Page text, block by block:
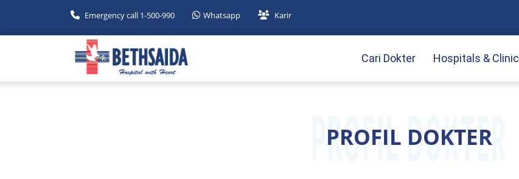
Emergency call 1-500-990 Whatsapp Karir
Cari Dokter Hospitals & Clinic
PROFIL DOKTER